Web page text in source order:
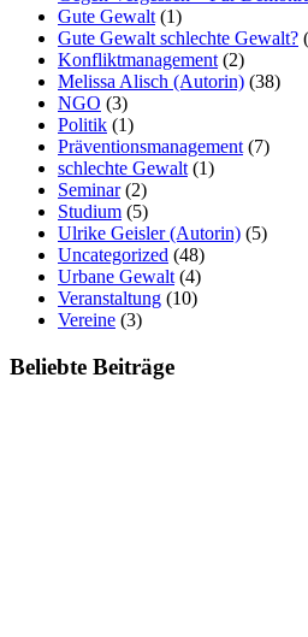
Gute Gewalt (1)
Gute Gewalt schlechte Gewalt?
Konfliktmanagement (2)
Melissa Alisch (Autorin) (38)
NGO (3)
Politik (1)
Präventionsmanagement (7)
schlechte Gewalt (1)
Seminar(2)
Studium (5)
Ulrike Geisler (Autorin) (5)
Uncategorized (48)
Urbane Gewalt (4)
Veranstaltung (10)
Vereine (3)
Beliebte Beiträge